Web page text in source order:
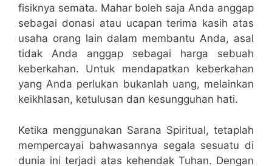
fisiknya semata. Mahar boleh saja Anda anggap
sebagai donasi atau ucapan terima kasih atas
usaha orang lain dalam membantu Anda, asal
tidak Anda anggap sebagai harga sebuah
keberkahan. Untuk mendapatkan keberkahan
yang Anda perlukan bukanlah uang, melainkan
keikhlasan, ketulusan dan kesungguhan hati.
Ketika menggunakan Sarana Spiritual, tetaplah
mempercayai bahwasannya segala sesuatu di
dunia ini terjadi atas kehendak Tuhan. Dengan